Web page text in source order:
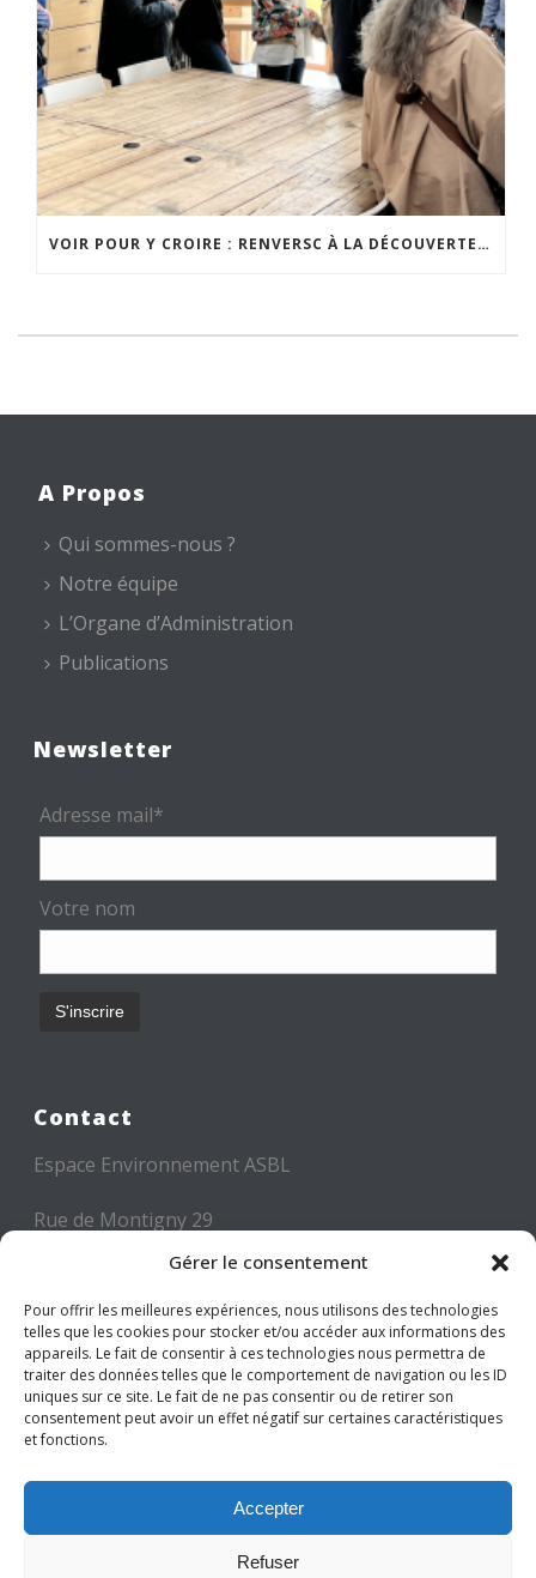
Gérer le consentement
Pour offrir les meilleures expériences, nous utilisons des technologies
telles que les cookies pour stocker et/ou accéder aux informations des
appareils. Le fait de consentir à ces technologies nous permettra de
traiter des données telles que le comportement de navigation ou les ID
uniques sur ce site. Le fait de ne pas consentir ou de retirer son
consentement peut avoir un effet négatif sur certaines caractéristiques
et fonctions.
Accepter
Refuser
VOIR POUR Y CROIRE : RENVERSC À LA DÉCOUVERTE DE RÉALISATIONS INSPIRANTES
A Propos
Qui sommes-nous ?
Notre équipe
L’Organe d’Administration
Publications
Newsletter
Adresse mail*
Votre nom
Contact
Espace Environnement ASBL
Rue de Montigny 29
6000 CHARLEROI
Tél: +32 71 300 300
Mail: info@espace-environnement.be
TVA BE 0416.116.340